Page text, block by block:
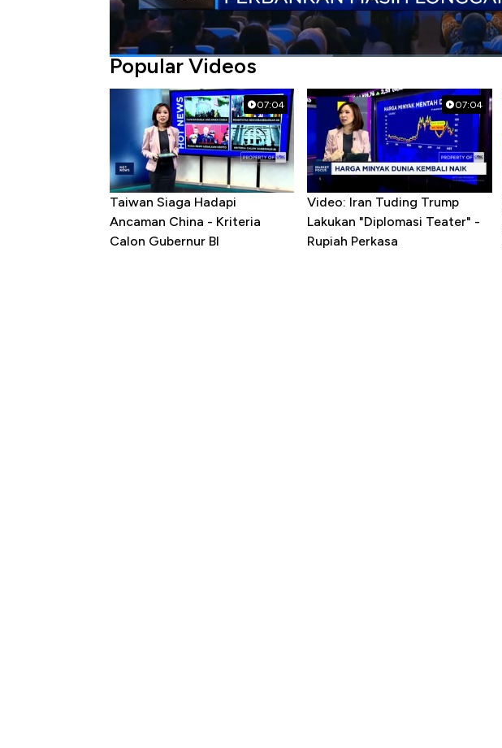
Popular Videos
07:04
Taiwan Siaga Hadapi
Ancaman China - Kriteria
Calon Gubernur BI
07:04
Video: Iran Tuding Trump
Lakukan "Diplomasi Teater" -
Rupiah Perkasa